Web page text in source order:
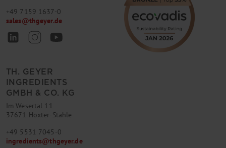
+49 7159 1637-0
sales@thgeyer.de
TH. GEYER
INGREDIENTS
GMBH & CO. KG
Im Wesertal 11
37671 Höxter-Stahle
+49 5531 7045-0
ingredients@thgeyer.de